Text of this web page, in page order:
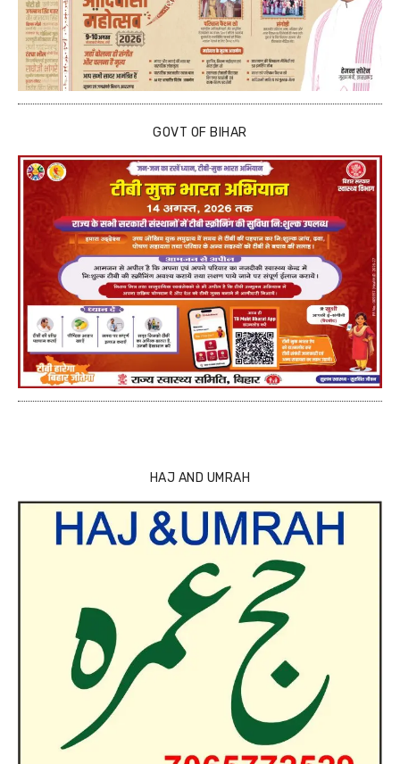
GOVT OF BIHAR
HAJ AND UMRAH